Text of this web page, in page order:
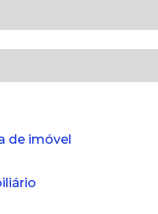
de imóvel